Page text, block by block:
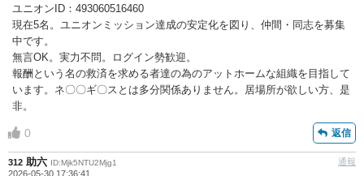
ユニオンID：493060516460
現在5名。ユニオンミッション達成の安定化を図り、仲間・同志を募集
中です。
無言OK。実力不問。ログイン勢歓迎。
報酬という名の救済を求める者達の為のアットホームな組織を目指して
います。ネ〇〇ギ〇スとは多分関係ありません。居場所が欲しい方、是
非。
0 返信
312 助六 ID:Mjk5NTU2Mjg1
2026-05-30 17:36:41
通報